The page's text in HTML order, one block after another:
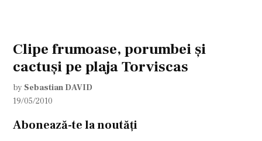
Clipe frumoase, porumbei şi
cactuşi pe plaja Torviscas
by Sebastian DAVID
19/05/2010
Abonează-te la noutăți